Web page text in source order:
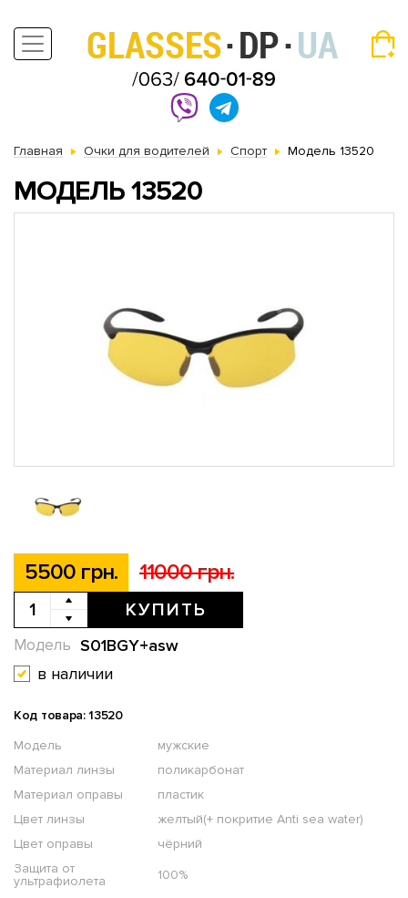
Главная Очки для водителей Спорт Модель 13520
МОДЕЛЬ 13520
5500 грн. 11000 грн.
КУПИТЬ
S01BGY+asw
Модель
в наличии
Код товара: 13520
Модель
мужские
Материал линзы
поликарбонат
Материал оправы
пластик
Цвет линзы
желтый(+ покритие Anti sea water)
Цвет оправы
чёрний
Защита от
ультрафиолета
100%